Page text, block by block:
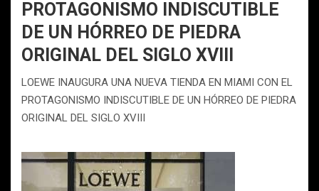
PROTAGONISMO INDISCUTIBLE
DE UN HÓRREO DE PIEDRA
ORIGINAL DEL SIGLO XVIII
LOEWE INAUGURA UNA NUEVA TIENDA EN MIAMI CON EL
PROTAGONISMO INDISCUTIBLE DE UN HÓRREO DE PIEDRA
ORIGINAL DEL SIGLO XVIII